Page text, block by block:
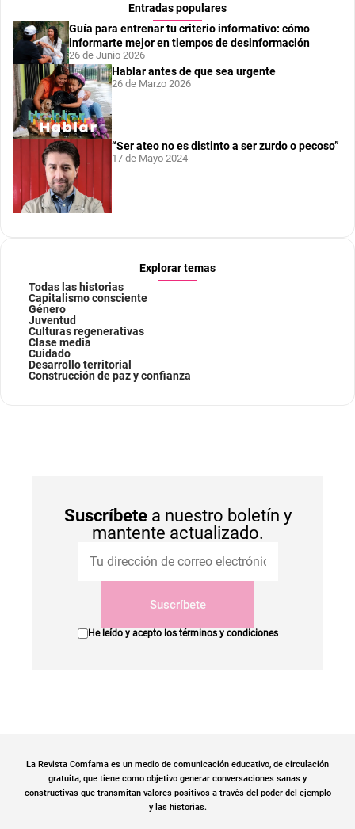
Entradas populares
Guía para entrenar tu criterio informativo: cómo
informarte mejor en tiempos de desinformación
26 de Junio 2026
Hablar antes de que sea urgente
26 de Marzo 2026
“Ser ateo no es distinto a ser zurdo o pecoso”
17 de Mayo 2024
Explorar temas
Todas las historias
Capitalismo consciente
Género
Juventud
Culturas regenerativas
Clase media
Cuidado
Desarrollo territorial
Construcción de paz y confianza
Suscríbetea nuestro boletín y
mantente actualizado.
Suscríbete
He leído y acepto los términos y condiciones
La Revista Comfama es un medio de comunicación educativo, de circulación
gratuita, que tiene como objetivo generar conversaciones sanas y
constructivas que transmitan valores positivos a través del poder del ejemplo
y las historias.